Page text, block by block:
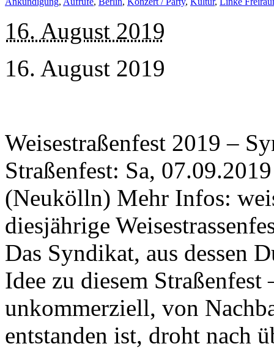
16. August 2019
16. August 2019
Weisestraßenfest 2019 –
Straßenfest: Sa,
(Neukölln) Mehr Infos:
diesjährige
Das Syndikat, aus dessen
Idee zu diesem Straßenfest
unkommerziell, von
entstanden ist, droht nach